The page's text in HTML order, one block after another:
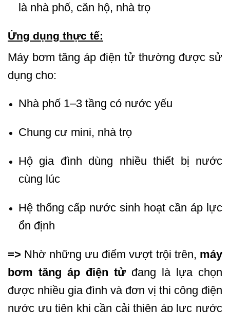
là nhà phố, căn hộ, nhà trọ
Ứng dụng thực tế:
Máy bơm tăng áp điện tử thường được sử
dụng cho:
Nhà phố 1–3 tầng có nước yếu
Chung cư mini, nhà trọ
Hộ gia đình dùng nhiều thiết bị nước
cùng lúc
Hệ thống cấp nước sinh hoạt cần áp lực
ổn định
=> Nhờ những ưu điểm vượt trội trên, máy
bơm tăng áp điện tử đang là lựa chọn
được nhiều gia đình và đơn vị thi công điện
nước ưu tiên khi cần cải thiện áp lực nước